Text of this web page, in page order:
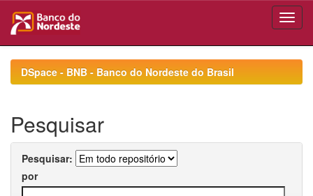
navigationDSpace - BNB - Banco do Nordeste do Brasil
Pesquisar
Pesquisar:
por